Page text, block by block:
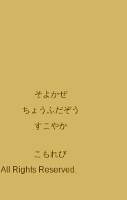
そよかぜ
ちょうふだぞう
すこやか
こもれび
All Rights Reserved.